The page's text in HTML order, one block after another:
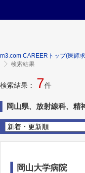
m3.com CAREERトップ(医師
検索結果
検索結果： 7件
岡山県、放射線科、精
岡山大学病院